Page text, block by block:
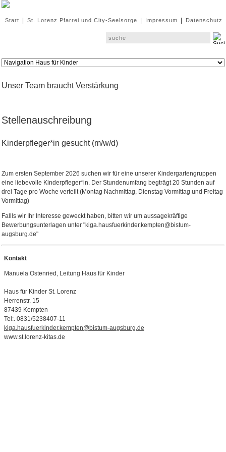
Start St. Lorenz Pfarrei und City-Seelsorge Impressum Datenschutz
Unser Team braucht Verstärkung
Stellenauschreibung
Kinderpfleger*in gesucht (m/w/d)
Zum ersten September 2026 suchen wir für eine unserer Kindergartengruppen
eine liebevolle Kinderpfleger*in. Der Stundenumfang begträgt 20 Stunden auf
drei Tage pro Woche verteilt (Montag Nachmittag, Dienstag Vormittag und Freitag
Vormittag)
Fallls wir Ihr Interesse geweckt haben, bitten wir um aussagekräftige
Bewerbungsunterlagen unter "kiga.hausfuerkinder.kempten@bistum-
augsburg.de"
Kontakt
Manuela Ostenried, Leitung Haus für Kinder
Haus für Kinder St. Lorenz
Herrenstr. 15
87439 Kempten
Tel:. 0831/5238407-11
kiga.hausfuerkinder.kempten@bistum-augsburg.de
www.st.lorenz-kitas.de